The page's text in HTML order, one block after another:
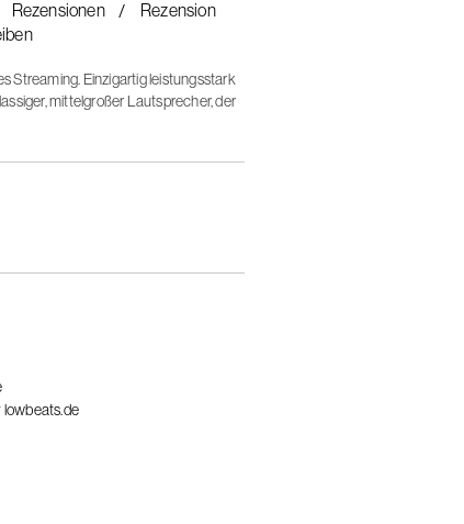
Rezensionen
Rezension
Streaming. Einzigartig leistungsstark
mittelgroßer Lautsprecher, der
bietet.